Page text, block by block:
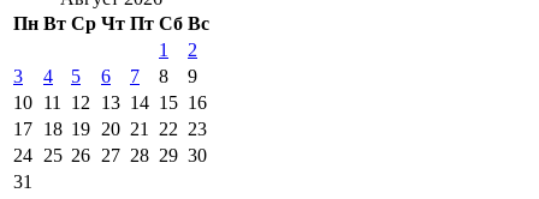
Пн Вт Ср Чт Пт Сб Вс
1
2
3
4 5 6 7 8
9
10 11 12 13 14 15 16
17 18 19 20 21 22 23
24 25 26 27 28 29 30
31